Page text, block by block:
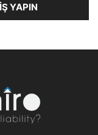
YAPIN